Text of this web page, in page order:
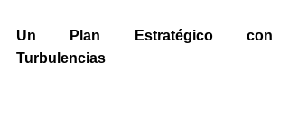
Un Plan Estratégico con
Turbulencias